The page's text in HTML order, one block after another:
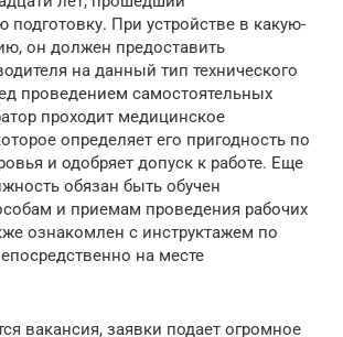
подготовку. При устройстве в какую-
он должен предоставить
на данный тип технического
проведением самостоятельных
проходит медицинское
определяет его пригодность по
и одобряет допуск к работе. Еще
обязан быть обучен
и приемам проведения рабочих
ознакомлен с инструктажем по
на месте
вакансия, заявки подает огромное